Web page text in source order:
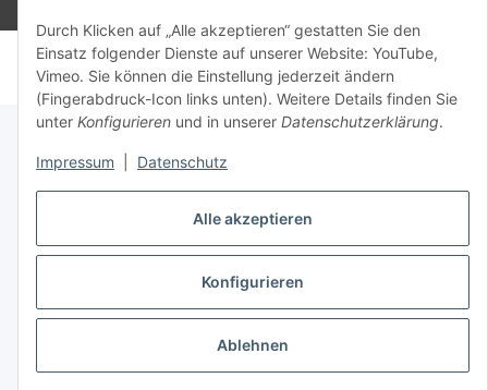
Alle akzeptieren
Konfigurieren
Ablehnen
Durch Klicken auf „Alle akzeptieren“ gestatten Sie den
Einsatz folgender Dienste auf unserer Website: YouTube,
Vimeo. Sie können die Einstellung jederzeit ändern
(Fingerabdruck-Icon links unten). Weitere Details finden Sie
unter Konfigurieren und in unserer Datenschutzerklärung.
Impressum Datenschutz
© voltmaster.de
Powered byJTL-Shop